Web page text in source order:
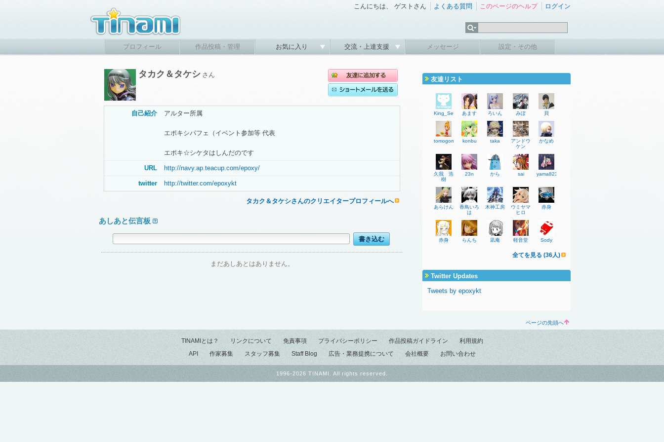
こんにちは、 ゲストさん よくある質問 このページのヘルプ ログイン
プロフィール 作品投稿・管理 お気に入り 交流・上達支援 メッセージ 設定・その他
タカク＆タケシ さん
自己紹介 アルター所属
エポキシパフェ（イベント参加等 代表
エポキ☆シケタはしんだのです
URL http://navy.ap.teacup.com/epoxy/
twitter http://twitter.com/epoxykt
タカク＆タケシさんのクリエイタープロフィールへ
あしあと伝言板
まだあしあとはありません。
友達リスト
King_SeungHあます ろいん みぼ 貝
tomogomahukonbu taka
アンドウ
ケン
かなめ
久我 浩
樹
23n から sai yama823
あらけん
香鳥いろ
は
木神工房
ウミヤマ
ヒロ
赤身
赤身 らんち 凪庵 軽音堂 Sody
全てを見る (36人)
Twitter Updates
Tweets by epoxykt
ページの先頭へ
TINAMIとは？ リンクについて 免責事項 プライバシーポリシー 作品投稿ガイドライン
利用規約
API
作家募集 スタッフ募集 Staff Blog 広告・業務提携について 会社概要 お問い合わせ
1996-2026 TINAMI. All rights reserved.